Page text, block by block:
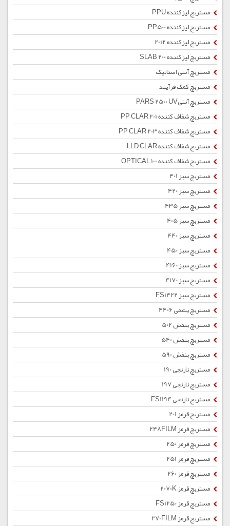
مستربچ لیزکننده PPU
مستربچ لیزکننده PP500
مستربچ لیزکننده 2012
مستربچ لیزکننده SLAB 200
مستربچ آنتی استاتیک
مستربچ کمک فرآیند
مستربچ آنتیPARS 2500 UV
مستربچ شفاف کننده PP CLAR 201
مستربچ شفاف کننده PP CLAR 203
مستربچ شفاف کننده LLD CLAR
مستربچ شفاف کننده OPTICAL 100
مستربچ سبز 401
مستربچ سبز 420
مستربچ سبز 435
مستربچ سبز 405
مستربچ سبز 440
مستربچ سبز 450
مستربچ سبز 4160
مستربچ سبز 4170
مستربچ سبز FS1422
مستربچ یشمی 4406
مستربچ بنفش 502
مستربچ بنفش 540
مستربچ بنفش 590
مستربچ نارنجی 190
مستربچ نارنجی 197
مستربچ نارنجی FS1194
مستربچ قرمز 201
مستربچ قرمز 248FILM
مستربچ قرمز 250
مستربچ قرمز 251
مستربچ قرمز 260
مستربچ قرمز 2070K
مستربچ قرمز FS1250
مستربچ قرمز 270FILM